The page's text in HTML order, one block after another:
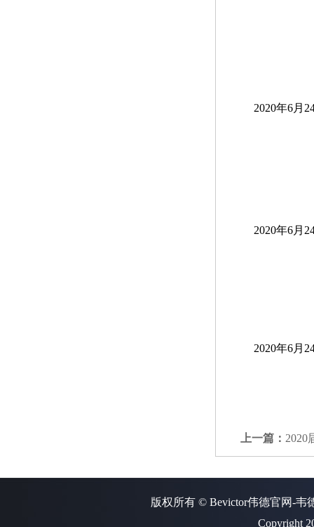
2020年6月
2020年6月
2020年6月
上一篇： 2020
版权所有 © Bevictor伟德官网-韦
Copyright